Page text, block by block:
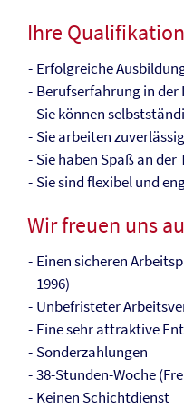
Ihre
Erfolgreiche
Berufserfahrung in der
Sie können
Sie arbeiten
Sie haben Spaß an
Sie sind flexibel und
Wir freuen uns
Einen sicheren
1996)
Unbefristeter
Eine sehr attraktive
Sonderzahlungen
38-Stunden-Woche
Keinen Schichtdienst